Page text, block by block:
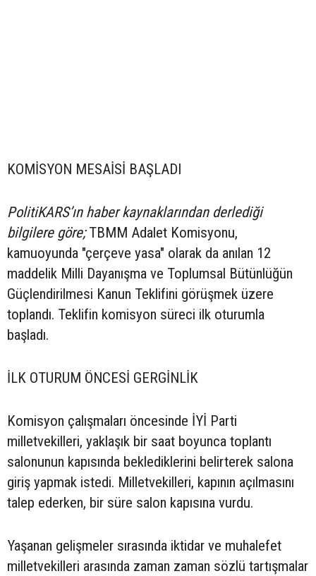
KOMİSYON MESAİSİ BAŞLADI
PolitiKARS’ın haber kaynaklarından derlediği
bilgilere göre;TBMM Adalet Komisyonu,
kamuoyunda "çerçeve yasa" olarak da anılan 12
maddelik Milli Dayanışma ve Toplumsal Bütünlüğün
Güçlendirilmesi Kanun Teklifini görüşmek üzere
toplandı. Teklifin komisyon süreci ilk oturumla
başladı.
İLK OTURUM ÖNCESİ GERGİNLİK
Komisyon çalışmaları öncesinde İYİ Parti
milletvekilleri, yaklaşık bir saat boyunca toplantı
salonunun kapısında beklediklerini belirterek salona
giriş yapmak istedi. Milletvekilleri, kapının açılmasını
talep ederken, bir süre salon kapısına vurdu.
Yaşanan gelişmeler sırasında iktidar ve muhalefet
milletvekilleri arasında zaman zaman sözlü tartışmalar